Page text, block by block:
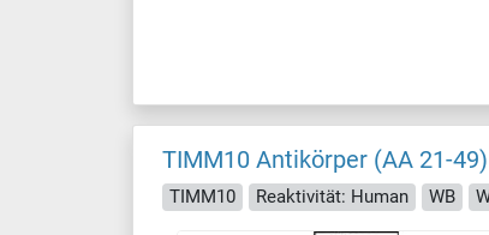
TIMM10 Antikörper (AA 21-49)
TIMM10 Reaktivität: Human WB